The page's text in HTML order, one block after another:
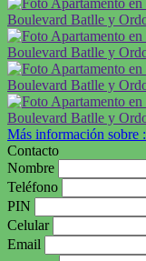
Más información sobre :
Contacto
Nombre
Teléfono
PIN
Celular
Email